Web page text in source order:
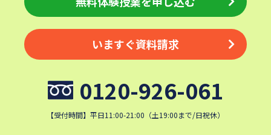
いますぐ資料請求
0120-926-061
【受付時間】平日11:00-21:00（土19:00まで/日祝休）